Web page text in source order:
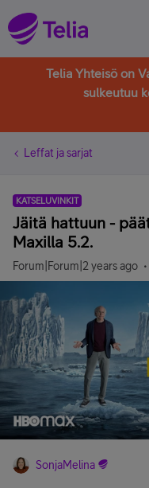
Telia Yhteisö on
sulkeutuu
Leffat ja sarjat
KATSELUVINKIT
Jäitä hattuun -
Maxilla 5.2.
Forum|Forum|2 years ago
SonjaMelina